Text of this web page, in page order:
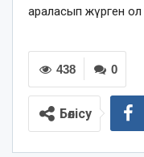
араласып жүрген ол
0
438
Бөлісу